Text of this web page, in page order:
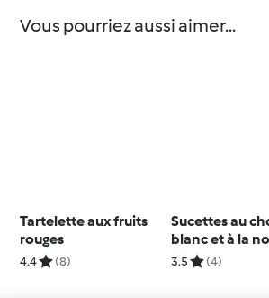
Vous pourriez aussi aimer...
Tartelette aux fruits
rouges
4.4 (8)
Sucettes au
blanc et à la
coco
3.5 (4)